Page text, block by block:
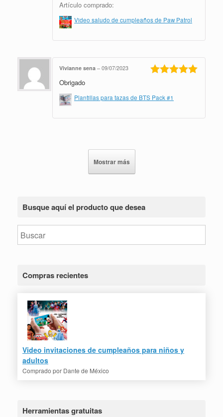
Artículo comprado:
Video saludo de cumpleaños de Paw Patrol
Vivianne sena – 09/07/2023
Obrigado
Plantillas para tazas de BTS Pack #1
Mostrar más
Busque aquí el producto que desea
Compras recientes
Video invitaciones de cumpleaños para niños y
adultos
Comprado por Dante de México
Herramientas gratuitas